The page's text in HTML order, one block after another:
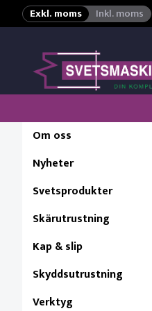
Exkl. moms Inkl. moms
Om oss
Nyheter
Svetsprodukter
Skärutrustning
Kap & slip
Skyddsutrustning
Verktyg